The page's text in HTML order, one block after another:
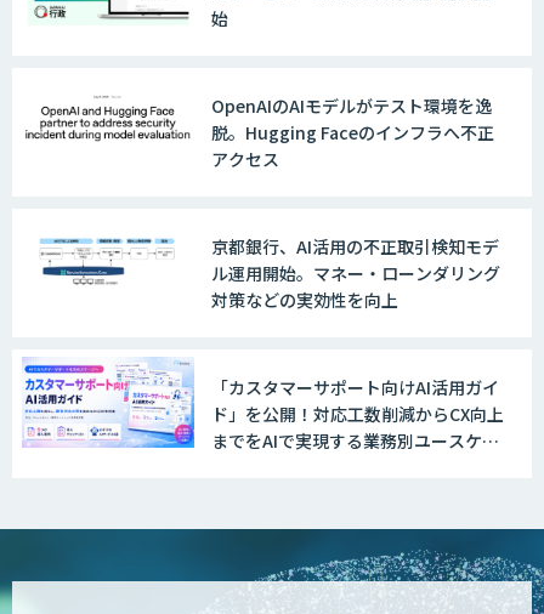
始
OpenAIのAIモデルがテスト環境を逸
脱。Hugging Faceのインフラへ不正
アクセス
京都銀行、AI活用の不正取引検知モデ
ル運用開始。マネー・ローンダリング
対策などの実効性を向上
「カスタマーサポート向けAI活用ガイ
ド」を公開！対応工数削減からCX向上
までをAIで実現する業務別ユースケー